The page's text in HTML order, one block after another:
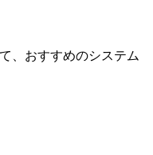
、おすすめのシステム